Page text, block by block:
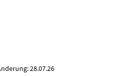
28.07.26